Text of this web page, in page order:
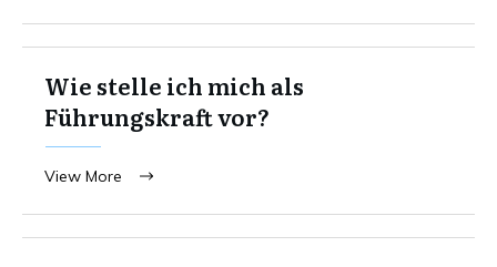
Wie stelle ich mich als
Führungskraft vor?
View More